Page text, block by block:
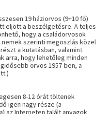
19 háziorvos (9+10 fő)
eljött a beszélgetésre. A teljes
hogy a családorvosok
szerinti megoszlás közel
a kutatásban, valamint
arra, hogy lehetőleg minden
orvos 1957-ben, a
8-12 órát töltenek
igen nagy része (a
az Interneten talált anyagok